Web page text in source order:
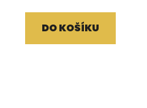
DO KOŠÍKU